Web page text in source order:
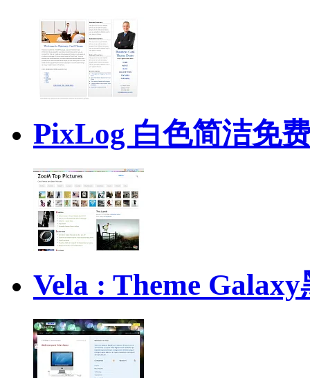
PixLog 白色简洁免
Vela : Theme